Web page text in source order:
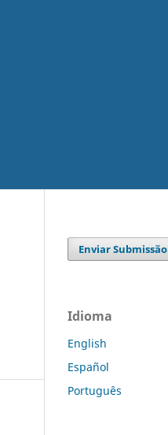
Enviar Submissão
Idioma
English
Español
Português